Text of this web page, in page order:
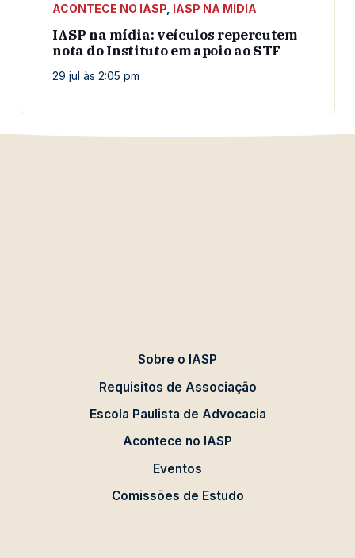
ACONTECE NO IASP IASP NA MÍDIA
IASP na mídia: veículos repercutem
nota do Instituto em apoio ao STF
29 jul às 2:05 pm
Sobre o IASP
Requisitos de Associação
Escola Paulista de Advocacia
Acontece no IASP
Eventos
Comissões de Estudo